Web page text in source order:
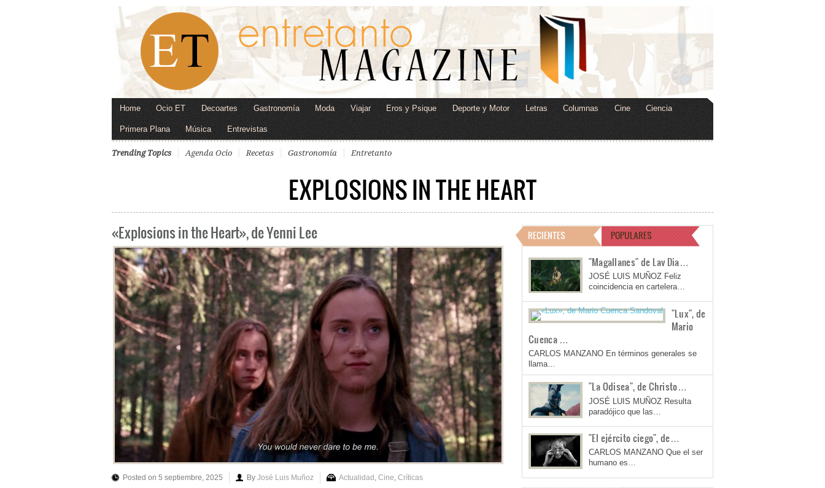
Home Ocio ET Decoartes Gastronomía Moda Viajar Eros y Psique Deporte y Motor Letras Columnas Cine Ciencia
Primera Plana Música Entrevistas
Trending Topics Agenda Ocio Recetas Gastronomía Entretanto
EXPLOSIONS IN THE HEART
«Explosions in the Heart», de Yenni Lee
Posted on 5 septiembre, 2025 By José Luis Muñoz Actualidad Cine Críticas
RECIENTES POPULARES
"Magallanes" de Lav Dia…
JOSÉ LUIS MUÑOZ Feliz
coincidencia en cartelera…
"Lux", de
Mario
Cuenca …
CARLOS MANZANO En términos generales se
llama…
"La Odisea", de Christo…
JOSÉ LUIS MUÑOZ Resulta
paradójico que las…
"El ejército ciego", de…
CARLOS MANZANO Que el ser
humano es…